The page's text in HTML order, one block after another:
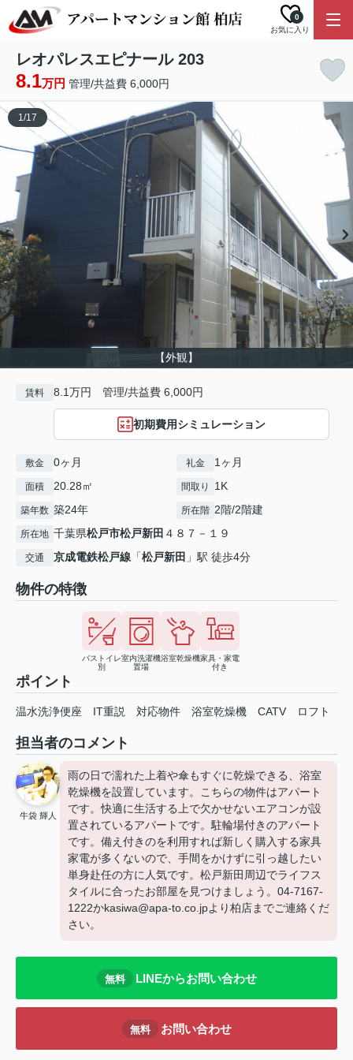
お気に入り
0
レオパレスエピナール 203
8.1万円 管理/共益費 6,000円
【外観】
1/17
賃料 8.1万円 管理/共益費 6,000円
初期費用シミュレーション
敷金 0ヶ月 礼金 1ヶ月
面積 20.28㎡ 間取り 1K
築年数 築24年 所在階 2階/2階建
所在地 千葉県松戸市松戸新田 ４８７－１９
交通 京成電鉄松戸線 「松戸新田 」駅 徒歩4分
物件の特徴
バストイレ
別
室内洗濯機
置場
浴室乾燥機家具・家電
付き
ポイント
温水洗浄便座 IT重説 対応物件 浴室乾燥機 CATV ロフト
担当者のコメント
牛袋 輝人
雨の日で濡れた上着や傘もすぐに乾燥できる、浴室
乾燥機を設置しています。こちらの物件はアパート
です。快適に生活する上で欠かせないエアコンが設
置されているアパートです。駐輪場付きのアパート
です。備え付きのを利用すれば新しく購入する家具
家電が多くないので、手間をかけずに引っ越したい
単身赴任の方に人気です。松戸新田周辺でライフス
タイルに合ったお部屋を見つけましょう。04-7167-
1222かkasiwa@apa-to.co.jpより柏店までご連絡くだ
さい。
無料 LINEからお問い合わせ
無料 お問い合わせ